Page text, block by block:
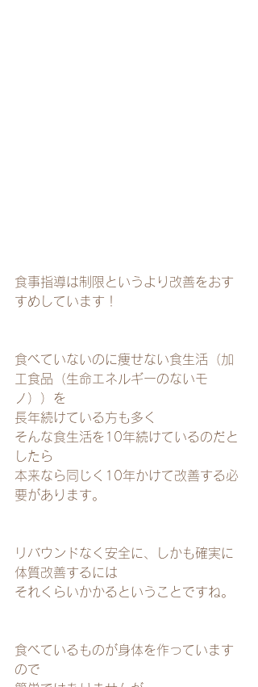
食事指導は制限というより改善をおす
すめしています！
食べていないのに痩せない食生活（加
工食品（生命エネルギーのないモ
ノ））を
長年続けている方も多く
そんな食生活を10年続けているのだと
したら
本来なら同じく10年かけて改善する必
要があります。
リバウンドなく安全に、しかも確実に
体質改善するには
それくらいかかるということですね。
食べているものが身体を作っています
ので